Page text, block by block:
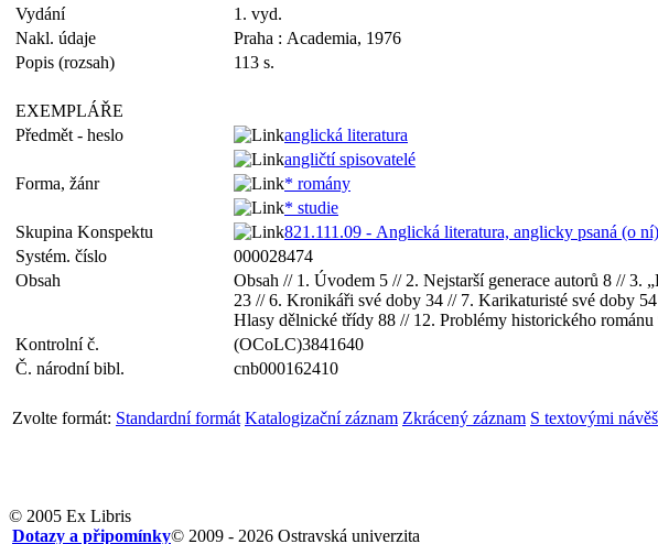
Vydání
1. vyd.
Nakl. údaje
Praha : Academia, 1976
Popis (rozsah)
113 s.
EXEMPLÁŘE
Předmět - heslo
anglická literatura
angličtí spisovatelé
Forma, žánr
* romány
* studie
Skupina Konspektu
821.111.09 - Anglická literatura, anglicky psaná (o ní)
Systém. číslo
000028474
Obsah
Obsah // 1. Úvodem 5 // 2. Nejstarší generace autorů 8 // 3.
23 // 6. Kronikáři své doby 34 // 7. Karikaturisté své doby
Hlasy dělnické třídy 88 // 12. Problémy historického
Kontrolní č.
(OCoLC)3841640
Č. národní bibl.
cnb000162410
Zvolte formát: Standardní formát Katalogizační záznam Zkrácený záznam S textovými
© 2005 Ex Libris
© 2009 - 2026 Ostravská univerzita
Dotazy a připomínky